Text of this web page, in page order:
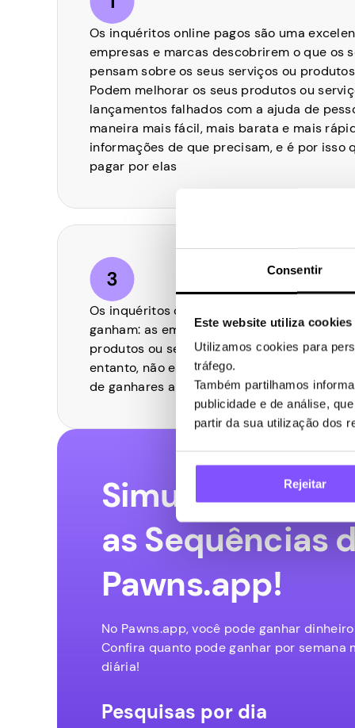
Consentir
Este website utiliza cookies
Utilizamos cookies para
tráfego.
Também partilhamos
publicidade e de análise,
partir da sua utilização dos
Rejeitar
Os inquéritos online pagos são uma
empresas e marcas descobrirem o que os
pensam sobre os seus serviços ou
Podem melhorar os seus produtos ou
lançamentos falhados com a ajuda de
maneira mais fácil, mais barata e mais
informações de que precisam, e é por isso
pagar por elas
Os inquéritos online pagos são uma
ganham: as empresas obtêm feedback
produtos ou serviços e tu podes ganhar
entanto, não esperes ficar rico com eles.
de ganhares algum dinheiro extra com
Simule Seus
as Sequências
Pawns.app!
No Pawns.app, você pode ganhar
Confira quanto pode ganhar por semana
diária!
Pesquisas por dia